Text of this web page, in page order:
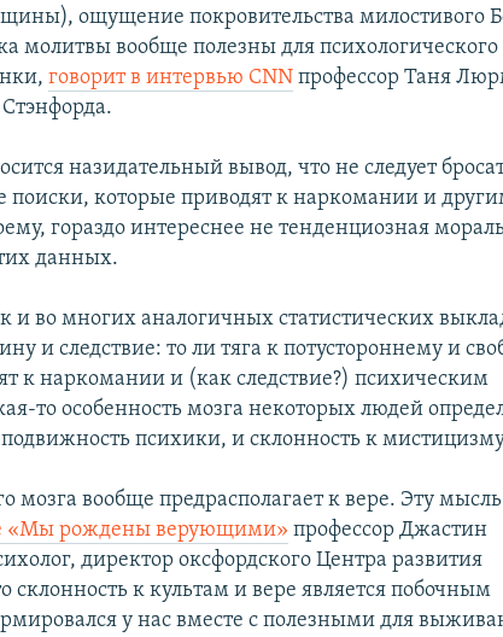
ощущение покровительства милостивого
молитвы вообще полезны для психологического
говорит в интервью CNN профессор Таня
назидательный вывод, что не следует
поиски, которые приводят к наркомании и
гораздо интереснее не тенденциозная
данных.
и во многих аналогичных статистических
и следствие: то ли тяга к потустороннему и
к наркомании и (как следствие?) психическим
то особенность мозга некоторых людей
психики, и склонность к
мозга вообще предрасполагает к вере. Эту мысль
«Мы рождены верующими» профессор Джастин
директор оксфордского Центра развития
склонность к культам и вере является побочным
у нас вместе с полезными для